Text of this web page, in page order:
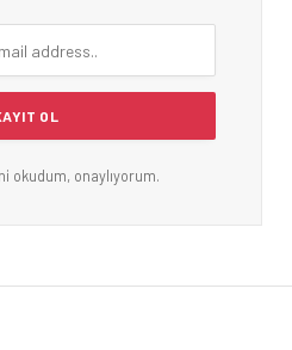
okudum, onaylıyorum.